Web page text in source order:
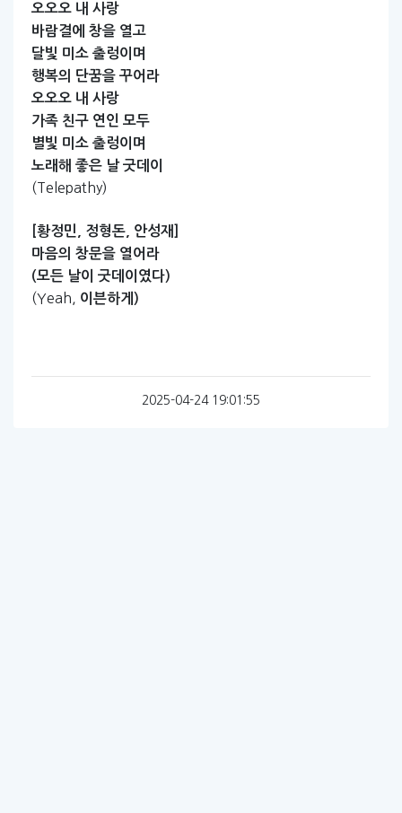
오오오 내 사랑
바람결에 창을 열고
달빛 미소 출렁이며
행복의 단꿈을 꾸어라
오오오 내 사랑
가족 친구 연인 모두
별빛 미소 출렁이며
노래해 좋은 날 굿데이
(Telepathy)
[황정민, 정형돈,
안성재]
마음의 창문을 열어라
(모든 날이 굿데이였다)
(Yeah, 이븐하게)
2025-04-24 19:01:55